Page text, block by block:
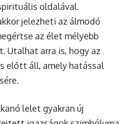
oldalával.
jelezheti az álmodó
az élet mélyebb
Utalhat arra is, hogy az
előtt áll, amely hatással
lelet gyakran új